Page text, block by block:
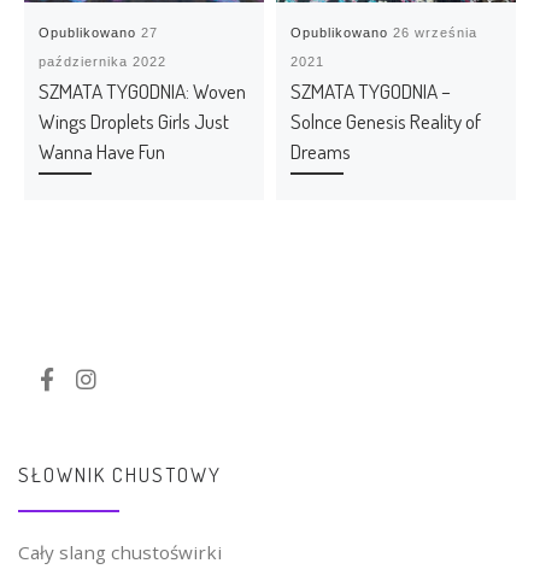
Opublikowano27
października 2022
SZMATA TYGODNIA: Woven
Wings Droplets Girls Just
Wanna Have Fun
Opublikowano26 września
2021
SZMATA TYGODNIA –
Solnce Genesis Reality of
Dreams
SŁOWNIK CHUSTOWY
Cały slang chustoświrki